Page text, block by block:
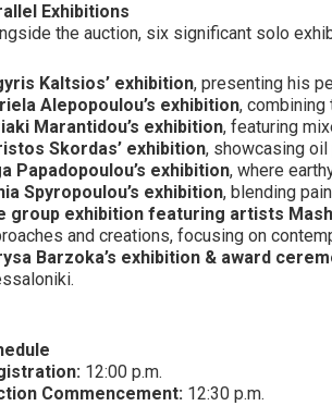
Exhibitions
the auction, six significant solo
Kaltsios’ exhibition, presenting his
Alepopoulou’s exhibition, combining
Marantidou’s exhibition, featuring
Skordas’ exhibition, showcasing
Papadopoulou’s exhibition, where
Spyropoulou’s exhibition, blending
group exhibition featuring artists
and creations, focusing on
Barzoka’s exhibition & award
12:00 p.m.
Commencement: 12:30 p.m.